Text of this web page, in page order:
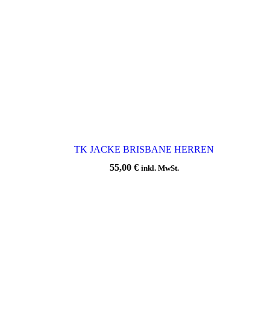
TK JACKE BRISBANE HERREN
55,00 € inkl. MwSt.